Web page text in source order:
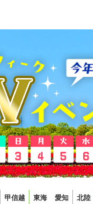
甲信越 東海 愛知 北陸